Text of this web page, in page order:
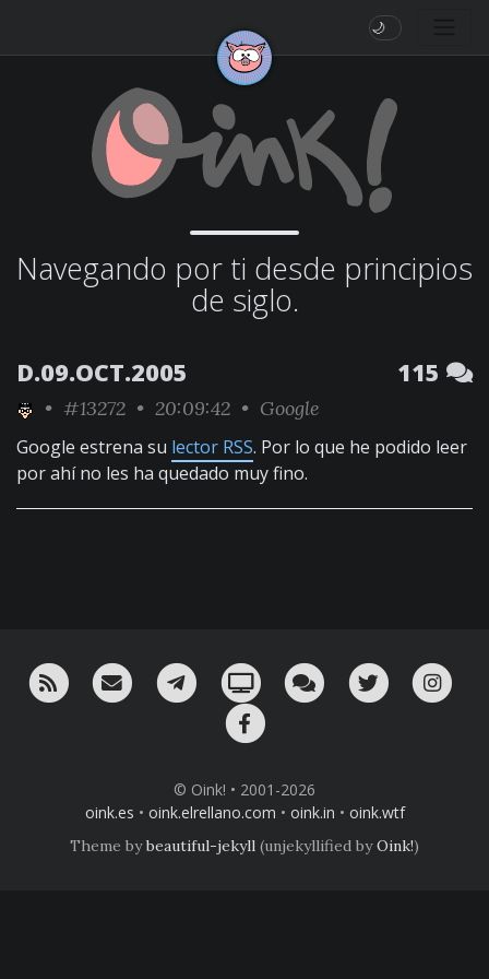
🌙
Navegando por ti desde principios
de siglo.
D.09.OCT.2005 115
• #13272 • 20:09:42 • Google
Google estrena su lector RSS. Por lo que he podido leer
por ahí no les ha quedado muy fino.
RSS ¡Mándame un email!¡Nuestro canal en Telegram!
Oink! TV Charla con nosotros
Twitter
© Oink! • 2001-2026
oink.es • oink.elrellano.com • oink.in • oink.wtf
Theme bybeautiful-jekyll (unjekyllified byOink!)